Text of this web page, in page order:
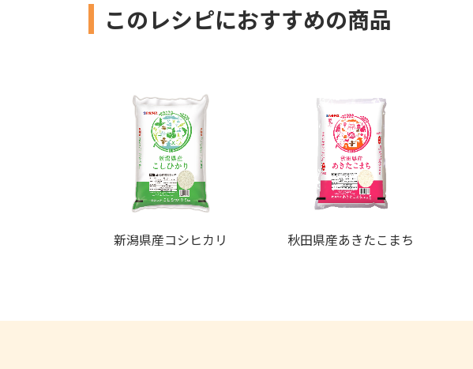
このレシピにおすすめの商品
新潟県産コシヒカリ 秋田県産あきたこまち